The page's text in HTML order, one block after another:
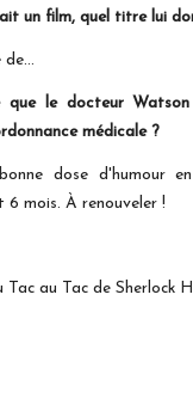
un film, quel titre lui
de…
que le docteur
médicale ?
dose d'humour
6 mois. À renouveler !